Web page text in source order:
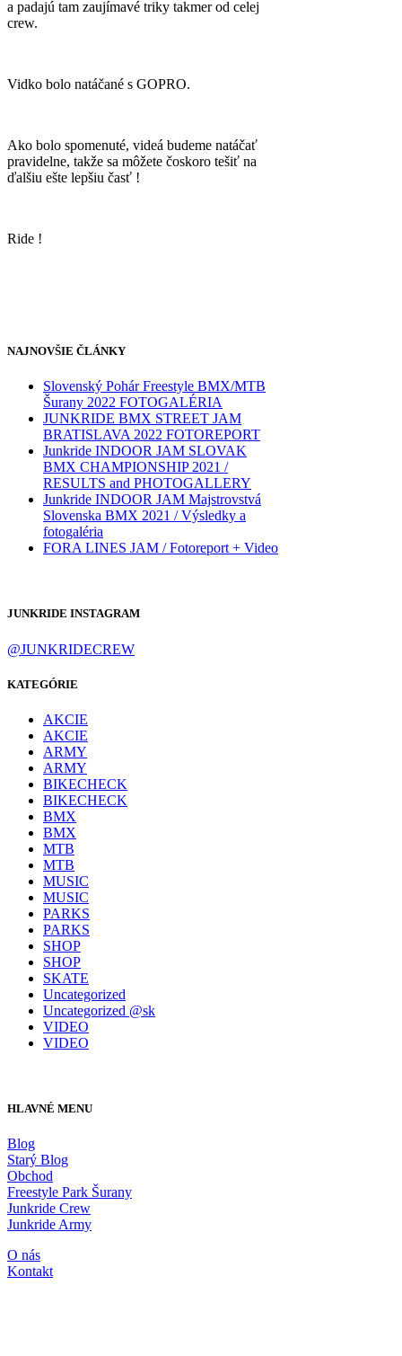
a padajú tam zaujímavé triky takmer od celej
crew.
Vidko bolo natáčané s GOPRO.
Ako bolo spomenuté, videá budeme natáčať
pravidelne, takže sa môžete čoskoro tešiť na
ďalšiu ešte lepšiu časť !
Ride !
NAJNOVŠIE ČLÁNKY
Slovenský Pohár Freestyle BMX/MTB
Šurany 2022 FOTOGALÉRIA
JUNKRIDE BMX STREET JAM
BRATISLAVA 2022 FOTOREPORT
Junkride INDOOR JAM SLOVAK
BMX CHAMPIONSHIP 2021 /
RESULTS and PHOTOGALLERY
Junkride INDOOR JAM Majstrovstvá
Slovenska BMX 2021 / Výsledky a
fotogaléria
FORA LINES JAM / Fotoreport + Video
JUNKRIDE INSTAGRAM
@JUNKRIDECREW
KATEGÓRIE
AKCIE
AKCIE
ARMY
ARMY
BIKECHECK
BIKECHECK
BMX
BMX
MTB
MTB
MUSIC
MUSIC
PARKS
PARKS
SHOP
SHOP
SKATE
Uncategorized
Uncategorized @sk
VIDEO
VIDEO
HLAVNÉ MENU
Blog
Starý Blog
Obchod
Freestyle Park Šurany
Junkride Crew
Junkride Army
O nás
Kontakt